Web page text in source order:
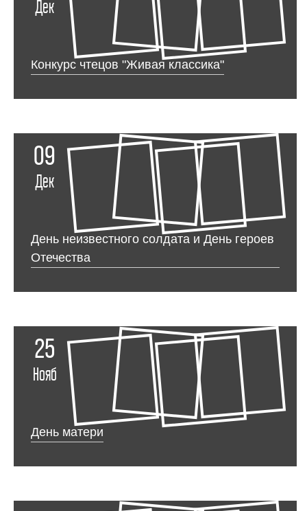
Дек
Конкурс чтецов "Живая классика"
09
Дек
День неизвестного солдата и День героев
Отечества
25
Нояб
День матери